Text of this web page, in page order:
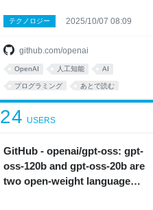
github.com/openai
テクノロジー 2025/10/07 08:09
OpenAI 人工知能 AI
プログラミング あとで読む
GitHub - openai/gpt-oss: gpt-
oss-120b and gpt-oss-20b are
two open-weight language
24 USERS